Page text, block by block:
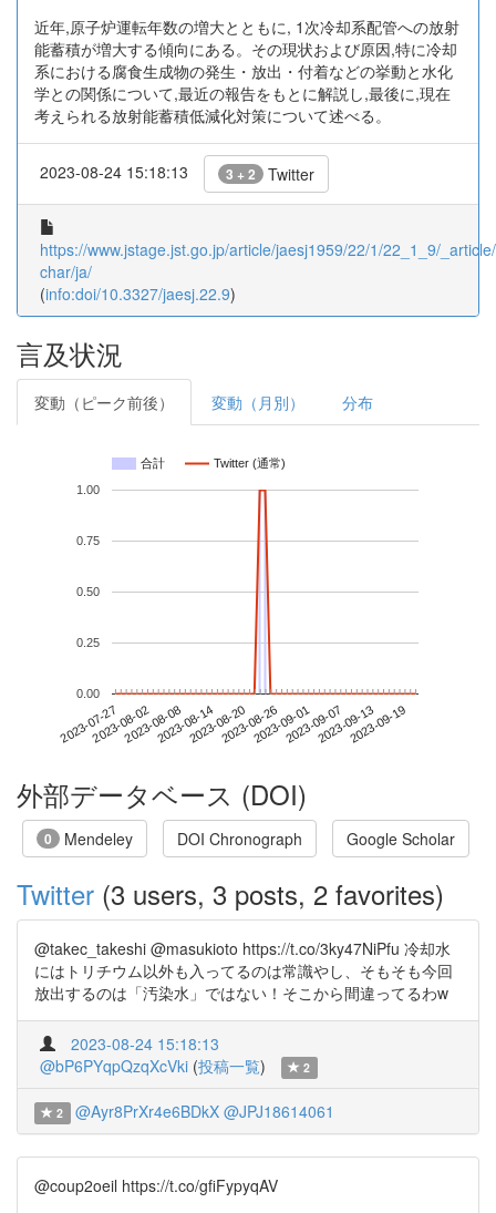
近年,原子炉運転年数の増大とともに, 1次冷却系配管への放射
能蓄積が増大する傾向にある。その現状および原因,特に冷却
系における腐食生成物の発生・放出・付着などの挙動と水化
学との関係について,最近の報告をもとに解説し,最後に,現在
考えられる放射能蓄積低減化対策について述べる。
2023-08-24 15:18:13 3 + 2 Twitter
https://www.jstage.jst.go.jp/article/jaesj1959/22/1/22_1_9/
char/ja/
(info:doi/10.3327/jaesj.22.9)
言及状況
変動（ピーク前後） 変動（月別） 分布
合計 Twitter (通常)
2023-07-272023-08-022023-08-082023-08-142023-08-202023-08-262023-09-012023-09-072023-09-132023-09-19
0.00
0.25
0.50
0.75
1.00
外部データベース (DOI)
0 Mendeley DOI Chronograph Google Scholar
Twitter (3 users, 3 posts, 2 favorites)
@takec_takeshi @masukioto https://t.co/3ky47NiPfu 冷却水
にはトリチウム以外も入ってるのは常識やし、そもそも今回
放出するのは「汚染水」ではない！そこから間違ってるわw
2023-08-24 15:18:13
@bP6PYqpQzqXcVki (投稿一覧) 2
2 @Ayr8PrXr4e6BDkX @JPJ18614061
@coup2oeil https://t.co/gfiFypyqAV